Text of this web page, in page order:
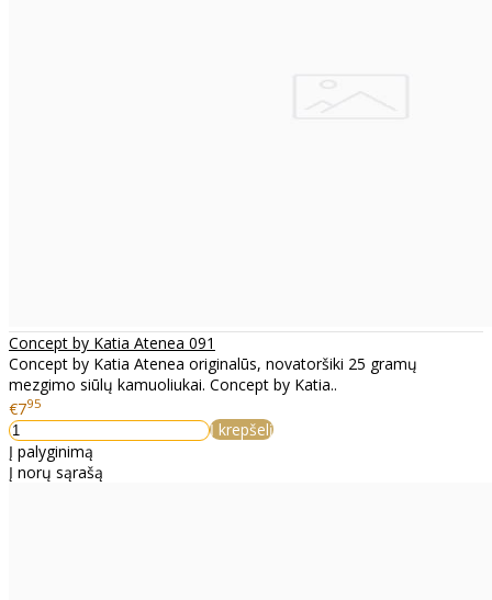
Concept by Katia Atenea 091
Concept by Katia Atenea originalūs, novatoršiki 25 gramų
mezgimo siūlų kamuoliukai. Concept by Katia..
€795
Į krepšelį
Į palyginimą
Į norų sąrašą